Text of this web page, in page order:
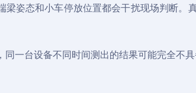
梁姿态和小车停放位置都会干扰现场判断
一台设备不同时间测出的结果可能完全不具